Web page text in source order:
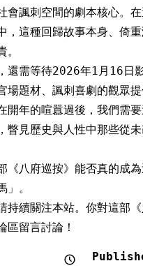
會諷刺空間的劇本核心。在
，這種回歸故事本身、倚
還需等待2026年1月16日
場題材、諷刺喜劇的觀眾
開年的喧囂過後，我們需
瞥見歷史與人性中那些從
《八府巡按》能否真的成
。
持續關注本站。你對這部
區留言討論！